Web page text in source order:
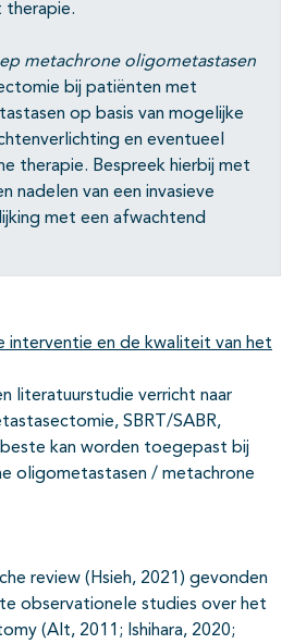
therapie.
metachrone oligometastasen
bij patiënten met
op basis van mogelijke
en eventueel
therapie. Bespreek hierbij met
nadelen van een invasieve
met een afwachtend
interventie en de kwaliteit van het
literatuurstudie verricht naar
SBRT/SABR,
kan worden toegepast bij
oligometastasen / metachrone
review (Hsieh, 2021) gevonden
observationele studies over het
(Alt, 2011; Ishihara, 2020;